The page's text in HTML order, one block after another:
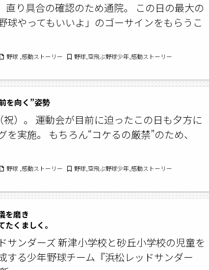
直り具合の確認のため通院。 この日の最大の
球やってもいいよ」のゴーサインをもらうこ
野球 ,感動ストーリー 野球,空飛ぶ野球少年,感動ストーリー
を向く”姿勢
祝）。 運動会が目前に迫ったこの日も夕方に
を実施。 もちろん“コケるの厳禁”のため、
野球 ,感動ストーリー 野球,空飛ぶ野球少年,感動ストーリー
を磨き
くましく。
サンダーズ 新津小学校と砂丘小学校の児童を
する少年野球チーム『浜松レッドサンダー